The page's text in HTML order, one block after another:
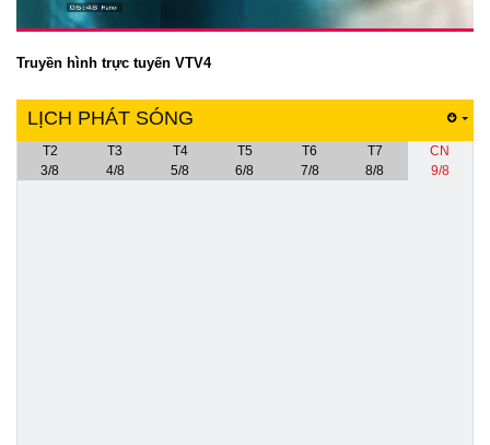
Truyền hình trực tuyến VTV4
LỊCH PHÁT SÓNG
T2
3/8
T3
4/8
T4
5/8
T5
6/8
T6
7/8
T7
8/8
CN
9/8